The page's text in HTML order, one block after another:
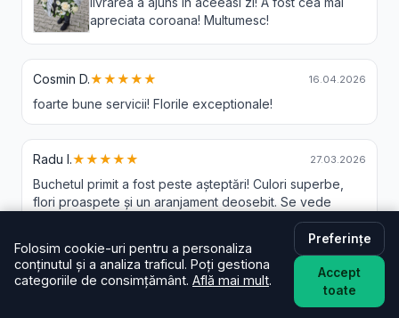
apreciata coroana! Multumesc!
Cosmin D.★★★★★ 16.04.2026
foarte bune servicii! Florile exceptionale!
Radu I.★★★★★ 27.03.2026
Buchetul primit a fost peste așteptări! Culori superbe,
flori proaspete și un aranjament deosebit. Se vede
profesionalismul și grija pentru client. Recomand cu
Roșoiu M. ★★★★★ 01.02.2026
Folosim cookie-uri pentru a personaliza
conținutul și a analiza traficul. Poți gestiona
categoriile de consimțământ. Află mai mult.
Preferințe
Accept
toate